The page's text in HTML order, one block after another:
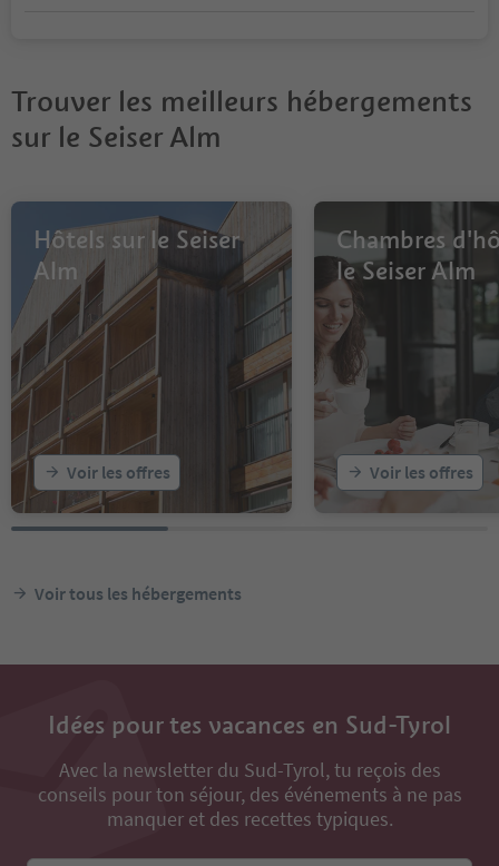
Trouver les meilleurs hébergements
sur le Seiser Alm
Hôtels sur le Seiser
Alm
Voir les offres
Chambres
le Seiser Alm
Voir les offres
Voir tous les hébergements
Idées pour tes vacances en Sud-Tyrol
Avec la newsletter du Sud-Tyrol, tu reçois des
conseils pour ton séjour, des événements à ne pas
manquer et des recettes typiques.